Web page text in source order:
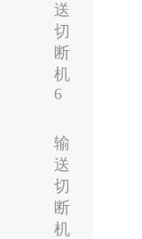
送
切
断
机
6
输
送
切
断
机